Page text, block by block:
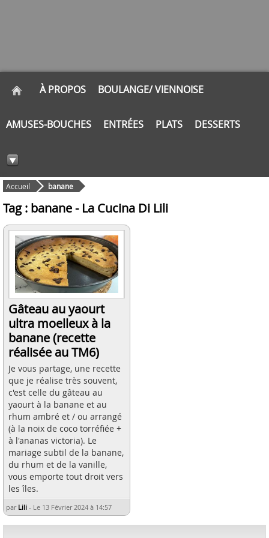
À PROPOS BOULANGE/ VIENNOISE
AMUSES-BOUCHES ENTRÉES PLATS DESSERTS
Accueil banane
Tag : banane - La Cucina Di Lili
Gâteau au yaourt
ultra moelleux à la
banane (recette
réalisée au TM6)
Je vous partage, une recette
que je réalise très souvent,
c'est celle du gâteau au
yaourt à la banane et au
rhum ambré et / ou arrangé
(à la noix de coco torréfiée +
à l'ananas victoria). Le
mariage subtil de la banane,
du rhum et de la vanille,
vous emporte tout droit vers
les îles.
par Lili - Le 13 Février 2024 à 14:57